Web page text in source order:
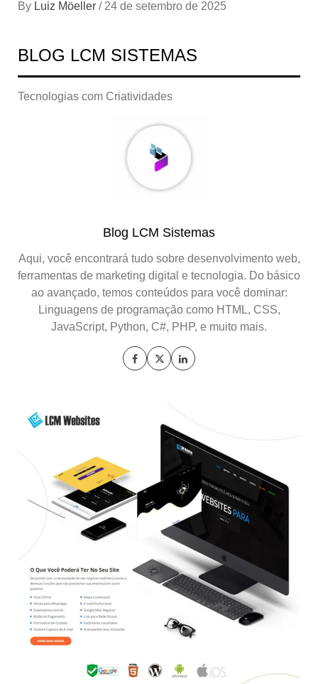
By Luiz Möeller / 24 de setembro de 2025
BLOG LCM SISTEMAS
Tecnologias com Criatividades
Blog LCM Sistemas
Aqui, você encontrará tudo sobre desenvolvimento web,
ferramentas de marketing digital e tecnologia. Do básico
ao avançado, temos conteúdos para você dominar:
Linguagens de programação como HTML, CSS,
JavaScript, Python, C#, PHP, e muito mais.